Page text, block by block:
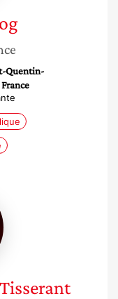
Quentin-